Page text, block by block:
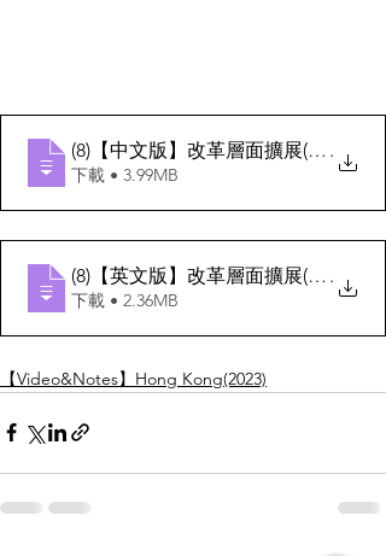
(8)【中文版】改革層面擴展(1967-1984)
.
下載 • 3.99MB
(8)【英文版】改革層面擴展(1967-1984)
.
下載 • 2.36MB
【Video&Notes】Hong Kong(2023)